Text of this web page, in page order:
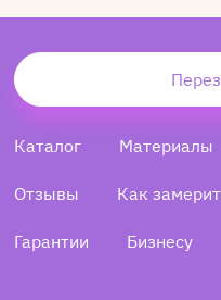
Каталог Материалы
Отзывы Как
Гарантии Бизнесу